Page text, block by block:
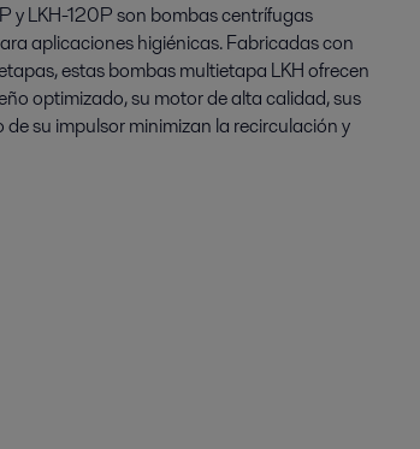
y LKH-120P son bombas centrífugas
aplicaciones higiénicas. Fabricadas con
estas bombas multietapa LKH ofrecen
optimizado, su motor de alta calidad, sus
su impulsor minimizan la recirculación y